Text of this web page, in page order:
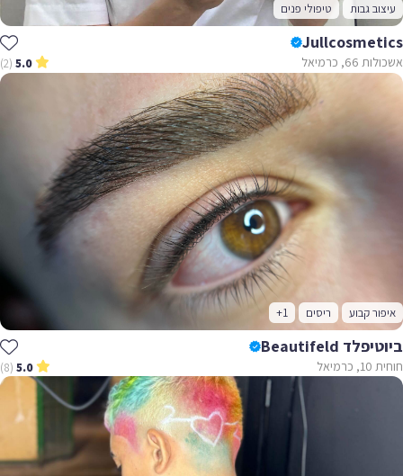
עיצוב גבות טיפולי פנים
Jullcosmetics
אשכולות 66, כרמיאל 5.0
(2)
איפור קבוע ריסים +1
ביוטיפלד Beautifeld
חוחית 10, כרמיאל 5.0
(8)